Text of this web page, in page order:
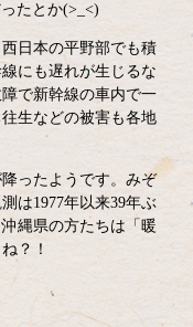
たとか(>_<)
日本の平野部でも積
にも遅れが生じるな
で新幹線の車内で一
生などの被害も各地
ったようです。みぞ
は1977年以来39年ぶ
縄県の方たちは「暖
？！